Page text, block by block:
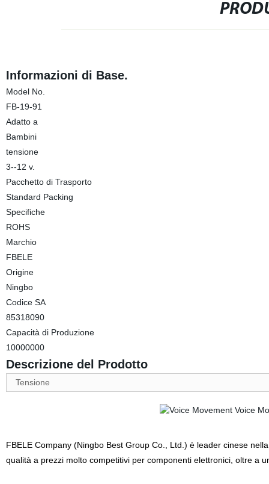
Informazioni di Base.
Model No.
FB-19-91
Adatto a
Bambini
tensione
3--12 v.
Pacchetto di Trasporto
Standard Packing
Specifiche
ROHS
Marchio
FBELE
Origine
Ningbo
Codice SA
85318090
Capacità di Produzione
10000000
Descrizione del Prodotto
Tensione
FBELE Company (Ningbo Best Group Co., Ltd.) è leader cinese
qualità a prezzi molto competitivi per componenti elettronici, oltre a